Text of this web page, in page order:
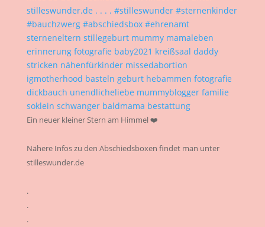
Ein neuer kleiner Stern am Himmel ❤️
Nähere Infos zu den Abschiedsboxen findet man unter
stilleswunder.de
.
.
.